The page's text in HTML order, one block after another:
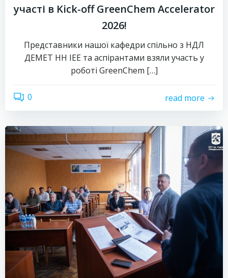
участі в Kick-off GreenChem Accelerator
2026!
Представники нашої кафедри спільно з НДЛ
ДЕМЕТ НН ІЕЕ та аспірантами взяли участь у
роботі GreenChem […]
0 read more